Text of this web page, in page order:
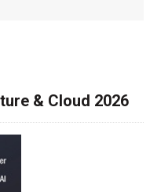
& Cloud 2026